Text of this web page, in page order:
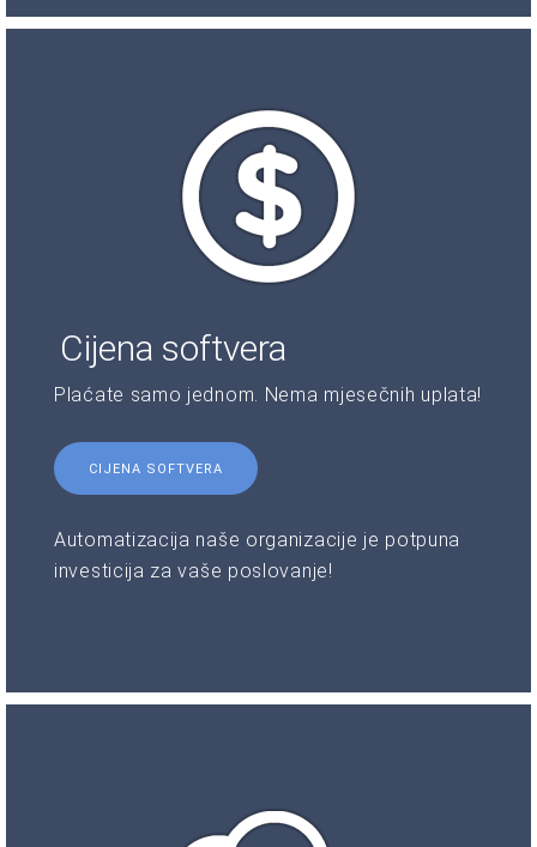
Cijena softvera
Plaćate samo jednom. Nema mjesečnih uplata!
CIJENA SOFTVERA
Automatizacija naše organizacije je potpuna
investicija za vaše poslovanje!